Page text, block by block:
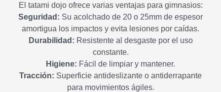
El tatami dojo ofrece varias ventajas para gimnasios:
Seguridad: Su acolchado de 20 o 25mm de espesor
amortigua los impactos y evita lesiones por caídas.
Durabilidad: Resistente al desgaste por el uso
constante.
Higiene: Fácil de limpiar y mantener.
Tracción: Superficie antideslizante o antiderrapante
para movimientos ágiles.